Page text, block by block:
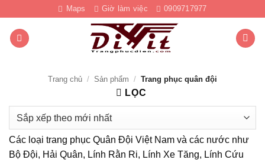
nội
dung
Maps Giờ làm việc 0909717977
Trang chủ / Sản phẩm / Trang phục quân đội
LỌC
Các loại trang phục Quân Đội Việt Nam và các nước như
Bộ Đội, Hải Quân, Lính Rằn Ri, Lính Xe Tăng, Lính Cứu